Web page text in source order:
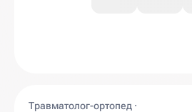
Травматолог-ортопед ·